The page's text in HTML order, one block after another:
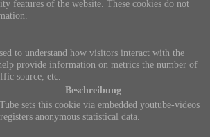
features of the website. These cookies do not
to understand how visitors interact with the
provide information on metrics the number of
source, etc.
Beschreibung
sets this cookie via embedded youtube-videos
anonymous statistical data.